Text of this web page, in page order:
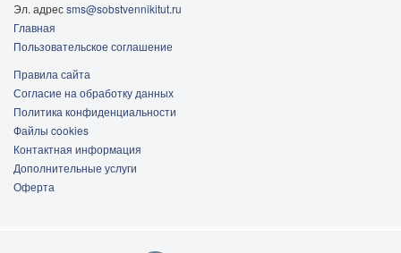
Эл. адресsms@sobstvennikitut.ru
Главная
Пользовательское соглашение
Правила сайта
Согласие на обработку данных
Политика конфиденциальности
Файлы cookies
Контактная информация
Дополнительные услуги
Оферта